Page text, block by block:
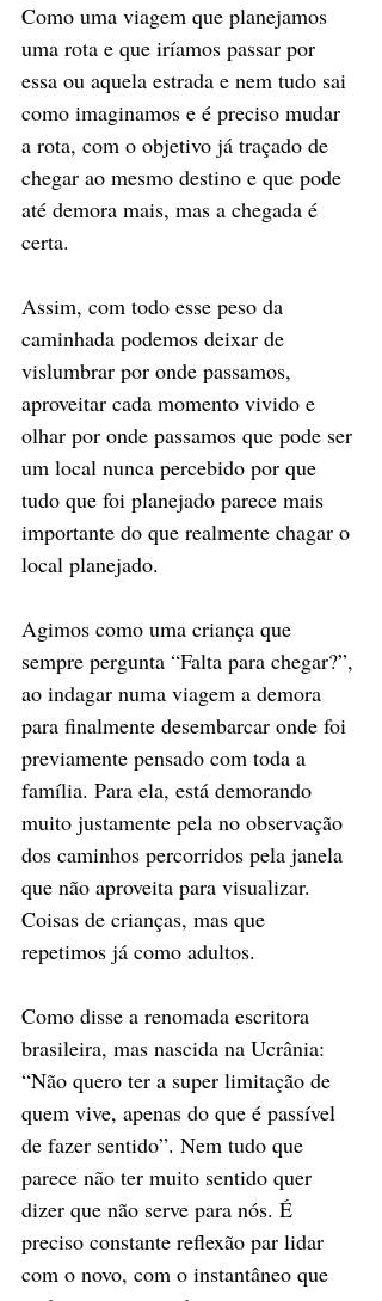
Como uma viagem que planejamos
uma rota e que iríamos passar por
essa ou aquela estrada e nem tudo sai
como imaginamos e é preciso mudar
a rota, com o objetivo já traçado de
chegar ao mesmo destino e que pode
até demora mais, mas a chegada é
certa.
Assim, com todo esse peso da
caminhada podemos deixar de
vislumbrar por onde passamos,
aproveitar cada momento vivido e
olhar por onde passamos que pode ser
um local nunca percebido por que
tudo que foi planejado parece mais
importante do que realmente chagar o
local planejado.
Agimos como uma criança que
sempre pergunta “Falta para chegar?”,
ao indagar numa viagem a demora
para finalmente desembarcar onde foi
previamente pensado com toda a
família. Para ela, está demorando
muito justamente pela no observação
dos caminhos percorridos pela janela
que não aproveita para visualizar.
Coisas de crianças, mas que
repetimos já como adultos.
Como disse a renomada escritora
brasileira, mas nascida na Ucrânia:
“Não quero ter a super limitação de
quem vive, apenas do que é passível
de fazer sentido”. Nem tudo que
parece não ter muito sentido quer
dizer que não serve para nós. É
preciso constante reflexão par lidar
com o novo, com o instantâneo que